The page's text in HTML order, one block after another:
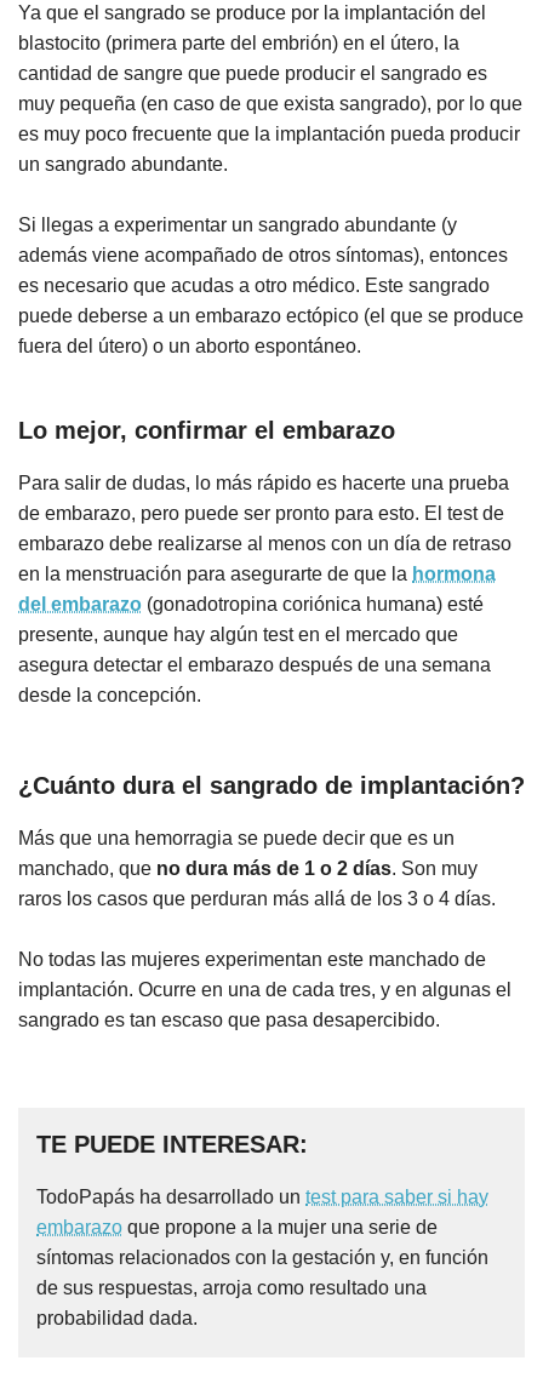
Ya que el sangrado se produce por la implantación del
blastocito (primera parte del embrión) en el útero, la
cantidad de sangre que puede producir el sangrado es
muy pequeña (en caso de que exista sangrado), por lo que
es muy poco frecuente que la implantación pueda producir
un sangrado abundante.
Si llegas a experimentar un sangrado abundante (y
además viene acompañado de otros síntomas), entonces
es necesario que acudas a otro médico. Este sangrado
puede deberse a un embarazo ectópico (el que se produce
fuera del útero) o un aborto espontáneo.
Lo mejor, confirmar el embarazo
Para salir de dudas, lo más rápido es hacerte una prueba
de embarazo, pero puede ser pronto para esto. El test de
embarazo debe realizarse al menos con un día de retraso
en la menstruación para asegurarte de que la hormona
del embarazo (gonadotropina coriónica humana) esté
presente, aunque hay algún test en el mercado que
asegura detectar el embarazo después de una semana
desde la concepción.
¿Cuánto dura el sangrado de implantación?
Más que una hemorragia se puede decir que es un
manchado, que no dura más de 1 o 2 días. Son muy
raros los casos que perduran más allá de los 3 o 4 días.
No todas las mujeres experimentan este manchado de
implantación. Ocurre en una de cada tres, y en algunas el
sangrado es tan escaso que pasa desapercibido.
TE PUEDE INTERESAR:
TodoPapás ha desarrollado un test para saber si hay
embarazo que propone a la mujer una serie de
síntomas relacionados con la gestación y, en función
de sus respuestas, arroja como resultado una
probabilidad dada.